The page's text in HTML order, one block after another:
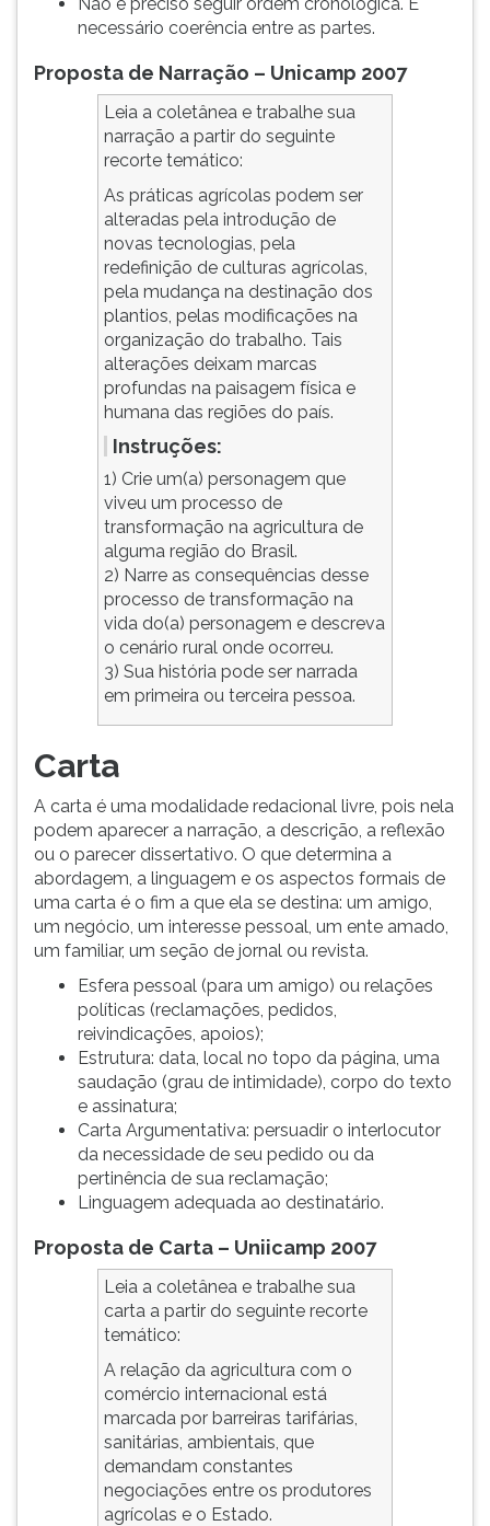
necessário coerência entre as partes.
Proposta de Narração – Unicamp 2007
Leia a coletânea e trabalhe sua
narração a partir do seguinte
recorte temático:
As práticas agrícolas podem ser
alteradas pela introdução de
novas tecnologias, pela
redefinição de culturas agrícolas,
pela mudança na destinação dos
plantios, pelas modificações na
organização do trabalho. Tais
alterações deixam marcas
profundas na paisagem física e
humana das regiões do país.
Instruções:
1) Crie um(a) personagem que
viveu um processo de
transformação na agricultura de
alguma região do Brasil.
2) Narre as consequências desse
processo de transformação na
vida do(a) personagem e descreva
o cenário rural onde ocorreu.
3) Sua história pode ser narrada
em primeira ou terceira pessoa.
Carta
A carta é uma modalidade redacional livre, pois nela
podem aparecer a narração, a descrição, a reflexão
ou o parecer dissertativo. O que determina a
abordagem, a linguagem e os aspectos formais de
uma carta é o fim a que ela se destina: um amigo,
um negócio, um interesse pessoal, um ente amado,
um familiar, um seção de jornal ou revista.
Esfera pessoal (para um amigo) ou relações
políticas (reclamações, pedidos,
reivindicações, apoios);
Estrutura: data, local no topo da página, uma
saudação (grau de intimidade), corpo do texto
e assinatura;
Carta Argumentativa: persuadir o interlocutor
da necessidade de seu pedido ou da
pertinência de sua reclamação;
Linguagem adequada ao destinatário.
Proposta de Carta – Uniicamp 2007
Leia a coletânea e trabalhe sua
carta a partir do seguinte recorte
temático:
A relação da agricultura com o
comércio internacional está
marcada por barreiras tarifárias,
sanitárias, ambientais, que
demandam constantes
negociações entre os produtores
agrícolas e o Estado.